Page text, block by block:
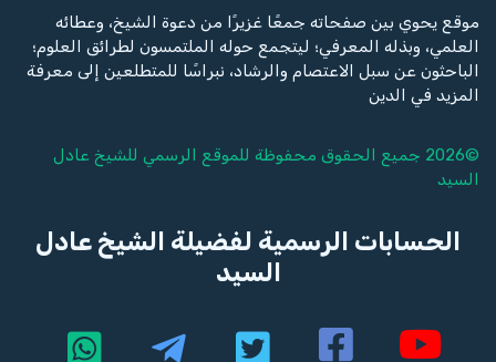
موقع يحوي بين صفحاته جمعًا غزيرًا من دعوة الشيخ، وعطائه
العلمي، وبذله المعرفي؛ ليتجمع حوله الملتمسون لطرائق العلوم؛
الباحثون عن سبل الاعتصام والرشاد، نبراسًا للمتطلعين إلى معرفة
المزيد في الدين
©2026 جميع الحقوق محفوظة للموقع الرسمي للشيخ
عادل
السيد
الحسابات الرسمية لفضيلة الشيخ عادل
السيد